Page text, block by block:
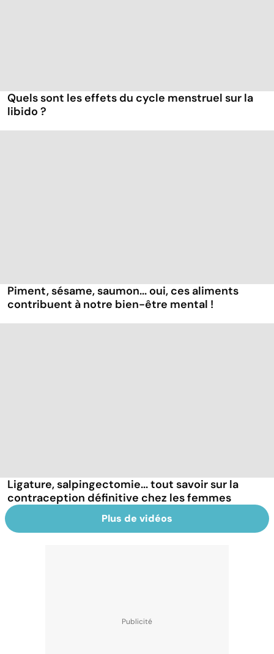
Quels sont les effets du cycle menstruel sur la
libido ?
Piment, sésame, saumon... oui, ces aliments
contribuent à notre bien-être mental !
Ligature, salpingectomie... tout savoir sur la
contraception définitive chez les femmes
Plus de vidéos